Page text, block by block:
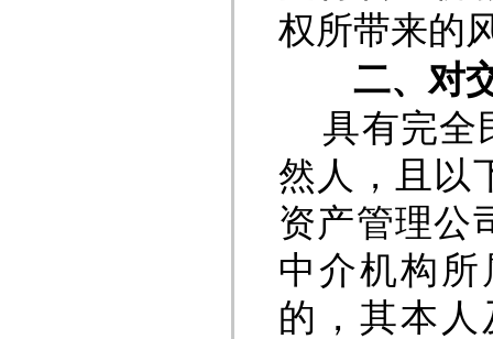
权所带来的
二、对交
具有完全
然人，且以
资产管理公
中介机构
的，其本